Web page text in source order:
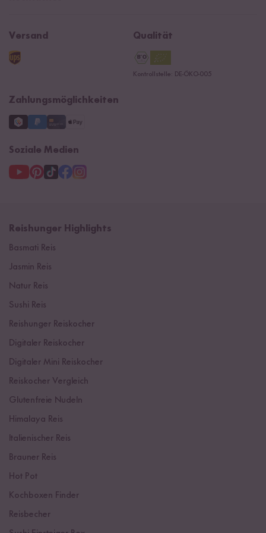
Kontaktformular
Navacopah
Reishunger Gutscheine
B2B
Datenschutzerklärung
Versand Qualität
Kontrollstelle: DE-ÖKO-005
Zahlungsmöglichkeiten
Soziale Medien
Reishunger Highlights
Basmati Reis
Jasmin Reis
Natur Reis
Sushi Reis
Reishunger Reiskocher
Digitaler Reiskocher
Digitaler Mini Reiskocher
Reiskocher Vergleich
Glutenfreie Nudeln
Himalaya Reis
Italienischer Reis
Brauner Reis
Hot Pot
Kochboxen Finder
Reisbecher